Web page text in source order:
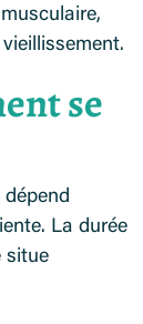
se
dépend
La durée
situe